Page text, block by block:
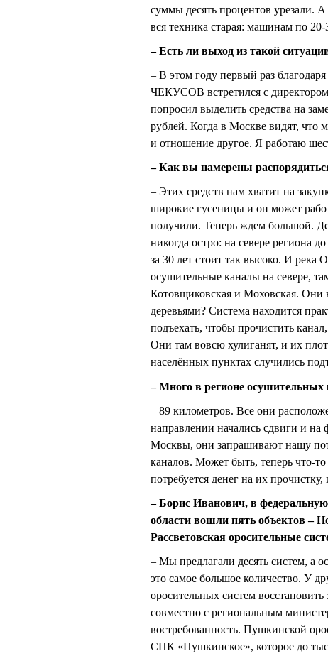
суммы десять процентов урезали.
вся техника старая: машинам по
– Есть ли выход из такой
– В этом году первый раз
ЧЕКУСОВ встретился с
попросил выделить средства на
рублей. Когда в Москве видят, что
и отношение другое. Я работаю
– Как вы намерены
– Этих средств нам хватит на
широкие гусеницы и он может
получили. Теперь ждем большой.
никогда остро: на севере региона
за 30 лет стоит так высоко. И река
осушительные каналы на севере,
Котовщиковская и Моховская. Они
деревьями? Система находится
подъехать, чтобы прочистить
Они там вовсю хулиганят, и их
населённых пунктах случились
– Много в регионе осушительных
– 89 километров. Все они
направлении начались сдвиги и
Москвы, они запрашивают нашу
каналов. Может быть, теперь что-
потребуется денег на их
– Борис Иванович, в
области вошли пять объектов –
Рассветовская оросительные
– Мы предлагали десять систем, а
это самое большое количество. У
оросительных систем
совместно с региональным
востребованность. Пушкинской
СПК «Пушкинское», которое до